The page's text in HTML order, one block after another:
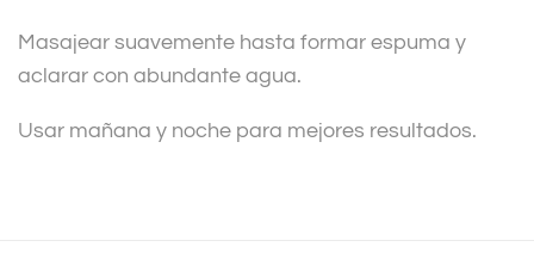
Masajear suavemente hasta formar espuma y
aclarar con abundante agua.
Usar mañana y noche para mejores resultados.